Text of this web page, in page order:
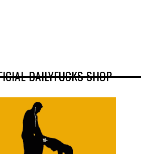
DAILYFUCKS SHOP